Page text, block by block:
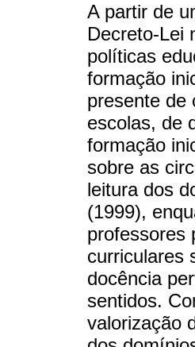
A partir de
Decreto-Lei
políticas
formação
presente de
escolas, de
formação
sobre as
leitura dos
(1999),
professores
curriculares
docência
sentidos.
valorização